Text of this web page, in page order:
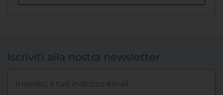
Iscriviti alla nostra newsletter